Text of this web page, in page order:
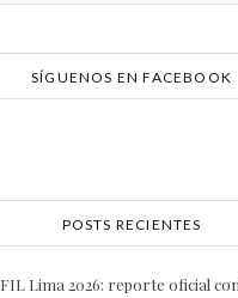
SÍGUENOS EN FACEBOOK
POSTS RECIENTES
FIL Lima 2026: reporte oficial